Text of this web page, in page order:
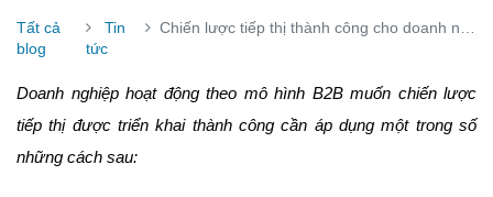
Tất cả
blog
Tin
tức
Chiến lược tiếp thị thành công cho doanh nghiệp B2B là gì?
Doanh nghiệp hoạt động theo mô hình B2B muốn chiến lược
tiếp thị được triển khai thành công cần áp dụng một trong số
những cách sau: